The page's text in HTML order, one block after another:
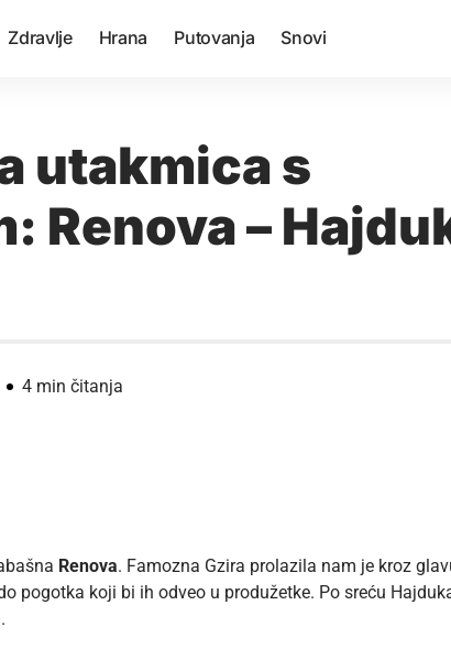
Zdravlje Hrana Putovanja Snovi
utakmica s
Renova –
4 min čitanja
Renova. Famozna Gzira prolazila nam je kroz
pogotka koji bi ih odveo u produžetke. Po sreću